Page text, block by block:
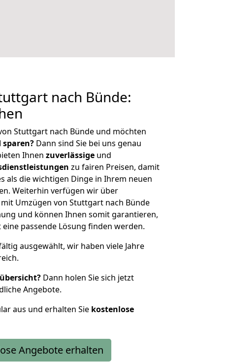
nach Bünde:
Stuttgart nach Bünde und möchten
sparen? Dann sind Sie bei uns genau
Ihnen zuverlässige und
zu fairen Preisen, damit
als die wichtigen Dinge in Ihrem neuen
Weiterhin verfügen wir über
Umzügen von Stuttgart nach Bünde
und können Ihnen somit garantieren,
passende Lösung finden werden.
ausgewählt, wir haben viele Jahre
Dann holen Sie sich jetzt
Angebote.
aus und erhalten Sie kostenlose
Angebote erhalten